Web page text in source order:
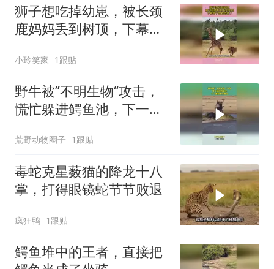
狮子想吃掉幼崽，被长颈
鹿妈妈丢到树顶，下幕狮
小玲笑家 1跟贴
野牛被”不明生物“攻击，
慌忙躲进鳄鱼池，下一幕
荒野动物圈子 1跟贴
毒蛇克星薮猫的降龙十八
掌，打得眼镜蛇节节败退
疯狂鸭 1跟贴
鳄鱼堆中的王者，直接把